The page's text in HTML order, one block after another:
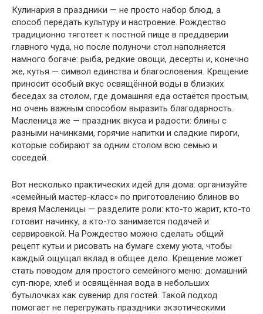
Кулинария в праздники — не просто набор блюд, а
способ передать культуру и настроение. Рождество
традиционно тяготеет к постной пище в преддверии
главного чуда, но после полуночи стол наполняется
намного богаче: рыба, редкие овощи, десерты и, конечно
же, кутья — символ единства и благословения. Крещение
приносит особый вкус освящённой воды в близких
беседах за столом, где домашняя еда остаётся простым,
но очень важным способом выразить благодарность.
Масленица же — праздник вкуса и радости: блины с
разными начинками, горячие напитки и сладкие пироги,
которые собирают за одним столом всю семью и
соседей.
Вот несколько практических идей для дома: организуйте
«семейный мастер-класс» по приготовлению блинов во
время Масленицы — разделите роли: кто-то жарит, кто-то
готовит начинку, а кто-то занимается подачей и
сервировкой. На Рождество можно сделать общий
рецепт кутьи и рисовать на бумаге схему уюта, чтобы
каждый ощущал вклад в общее дело. Крещение может
стать поводом для простого семейного меню: домашний
суп-пюре, хлеб и освящённая вода в небольших
бутылочках как сувенир для гостей. Такой подход
помогает не перегружать праздники экзотическими